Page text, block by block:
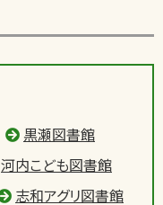
黒瀬図書館
河内こども図書館
志和アグリ図書館